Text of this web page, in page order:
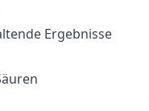
Ergebnisse